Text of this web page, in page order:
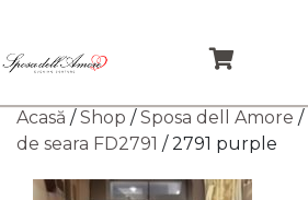
Acasă /Shop /Sposa dell Amore /
de seara FD2791 / 2791 purple